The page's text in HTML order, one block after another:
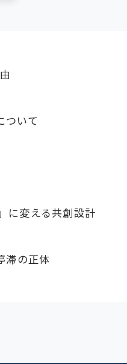
ついて
変える共創設計
滞の正体